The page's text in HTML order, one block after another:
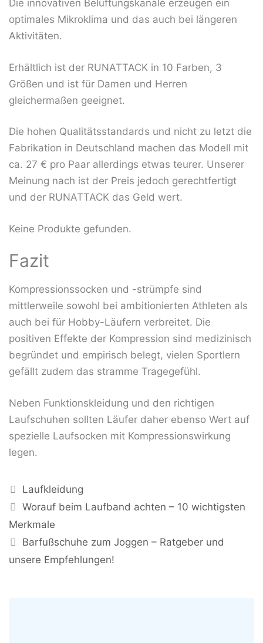
Die innovativen Belüftungskanäle erzeugen ein
optimales Mikroklima und das auch bei längeren
Aktivitäten.
Erhältlich ist der RUNATTACK in 10 Farben, 3
Größen und ist für Damen und Herren
gleichermaßen geeignet.
Die hohen Qualitätsstandards und nicht zu letzt die
Fabrikation in Deutschland machen das Modell mit
ca. 27 € pro Paar allerdings etwas teurer. Unserer
Meinung nach ist der Preis jedoch gerechtfertigt
und der RUNATTACK das Geld wert.
Keine Produkte gefunden.
Fazit
Kompressionssocken und -strümpfe sind
mittlerweile sowohl bei ambitionierten Athleten als
auch bei für Hobby-Läufern verbreitet. Die
positiven Effekte der Kompression sind medizinisch
begründet und empirisch belegt, vielen Sportlern
gefällt zudem das stramme Tragegefühl.
Neben Funktionskleidung und den richtigen
Laufschuhen sollten Läufer daher ebenso Wert auf
spezielle Laufsocken mit Kompressionswirkung
legen.
Kategorien
Laufkleidung
Worauf beim Laufband achten – 10 wichtigsten
Merkmale
Barfußschuhe zum Joggen – Ratgeber und
unsere Empfehlungen!